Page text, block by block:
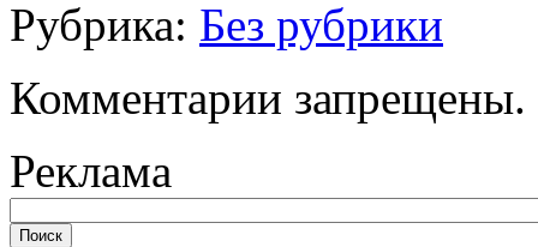
Рубрика: Без рубрики
Комментарии запрещены.
Реклама